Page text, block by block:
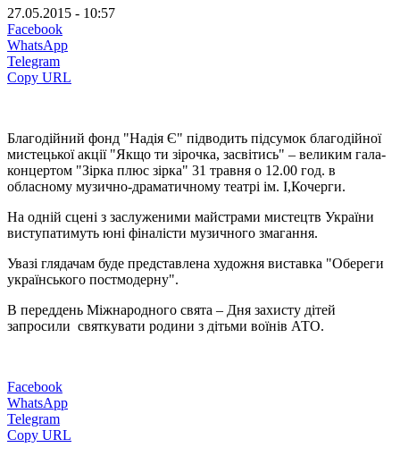
27.05.2015 - 10:57
Facebook
WhatsApp
Telegram
Copy URL
Благодійний фонд "Надія Є" підводить підсумок благодійної
мистецької акції "Якщо ти зірочка, засвітись" – великим гала-
концертом "Зірка плюс зірка" 31 травня о 12.00 год. в
обласному музично-драматичному театрі ім. І,Кочерги.
На одній сцені з заслуженими майстрами мистецтв України
виступатимуть юні фіналісти музичного змагання.
Увазі глядачам буде представлена художня виставка "Обереги
українського постмодерну".
В переддень Міжнародного свята – Дня захисту дітей
запросили святкувати родини з дітьми воїнів АТО.
Facebook
WhatsApp
Telegram
Copy URL